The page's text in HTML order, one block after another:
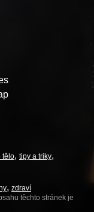
tělo tipy a triky
zdraví
těchto stránek je